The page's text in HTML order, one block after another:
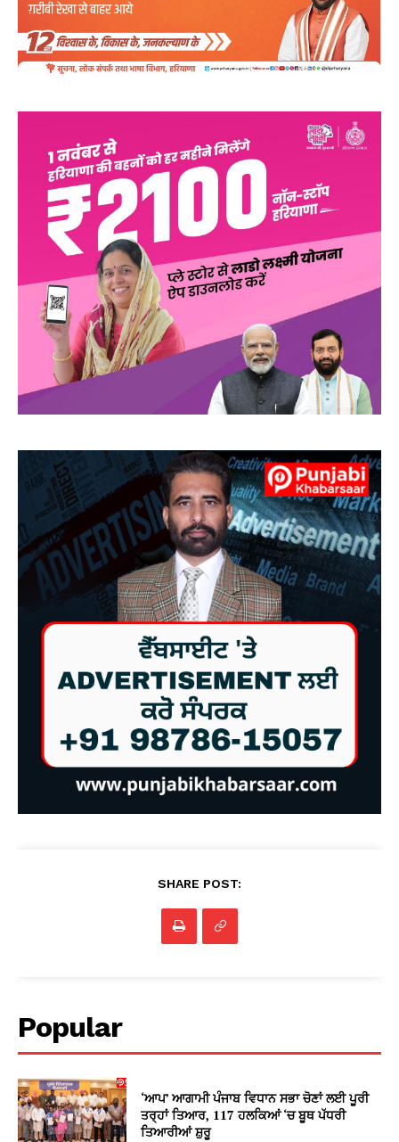
SHARE POST:
Popular
‘ਆਪ’ ਆਗਾਮੀ ਪੰਜਾਬ ਵਿਧਾਨ ਸਭਾ ਚੋਣਾਂ ਲਈ ਪੂਰੀ
ਤਰ੍ਹਾਂ ਤਿਆਰ, 117 ਹਲਕਿਆਂ ‘ਚ ਬੂਥ ਪੱਧਰੀ
ਤਿਆਰੀਆਂ ਸ਼ੁਰੂ